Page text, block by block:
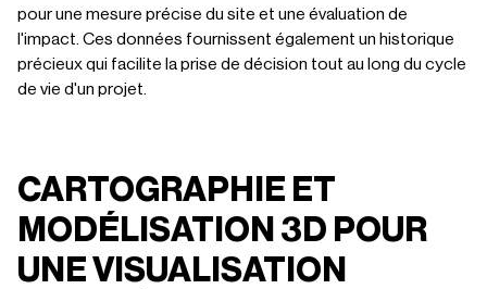
pour une mesure précise du site et une évaluation de
l'impact. Ces données fournissent également un historique
précieux qui facilite la prise de décision tout au long du cycle
de vie d'un projet.
CARTOGRAPHIE ET
MODÉLISATION 3D POUR
UNE VISUALISATION